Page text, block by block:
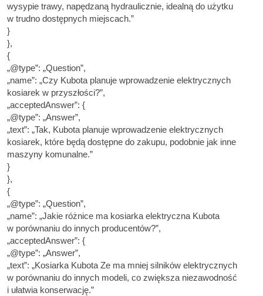
wysypie trawy, napędzaną hydraulicznie, idealną do użytku
w trudno dostępnych miejscach.”
}
},
{
„@type”: „Question”,
„name”: „Czy Kubota planuje wprowadzenie elektrycznych
kosiarek w przyszłości?”,
„acceptedAnswer”: {
„@type”: „Answer”,
„text”: „Tak, Kubota planuje wprowadzenie elektrycznych
kosiarek, które będą dostępne do zakupu, podobnie jak inne
maszyny komunalne.”
}
},
{
„@type”: „Question”,
„name”: „Jakie różnice ma kosiarka elektryczna Kubota
w porównaniu do innych producentów?”,
„acceptedAnswer”: {
„@type”: „Answer”,
„text”: „Kosiarka Kubota Ze ma mniej silników elektrycznych
w porównaniu do innych modeli, co zwiększa niezawodność
i ułatwia konserwację.”